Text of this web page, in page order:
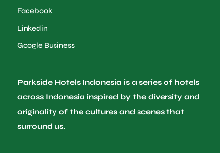
Facebook
Linkedin
Google Business
Parkside Hotels Indonesia is a series of hotels
across Indonesia inspired by the diversity and
originality of the cultures and scenes that
surround us.